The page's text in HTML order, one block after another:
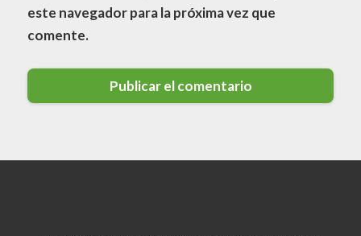
este navegador para la próxima vez que
comente.